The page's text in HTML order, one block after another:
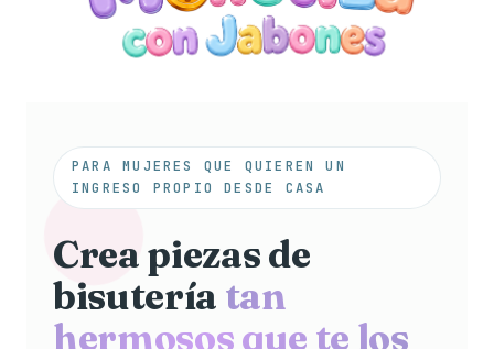
PARA MUJERES QUE QUIEREN UN
INGRESO PROPIO DESDE CASA
Crea piezas de
bisutería tan
hermosos que te los